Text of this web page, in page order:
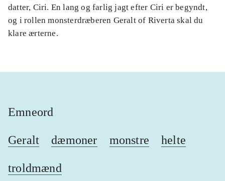
datter, Ciri. En lang og farlig jagt efter Ciri er begyndt,
og i rollen monsterdræberen Geralt of Riverta skal du
klare ærterne.
Emneord
Geralt dæmoner monstre helte
troldmænd